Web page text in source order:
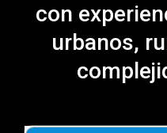
con
urbanos,